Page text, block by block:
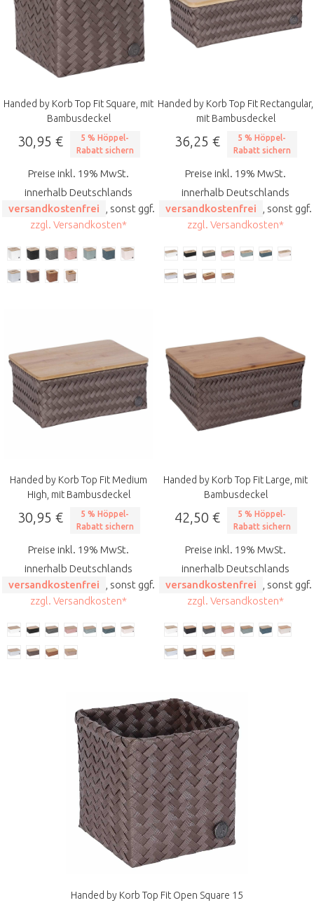
Handed by Korb Top Fit Square, mit
Bambusdeckel
30,95 €
5 % Höppel-
Rabatt sichern
Preise inkl. 19% MwSt.
innerhalb Deutschlands
versandkostenfrei
, sonst ggf.
zzgl. Versandkosten*
Handed by Korb Top Fit Rectangular,
mit Bambusdeckel
36,25 €
5 % Höppel-
Rabatt sichern
Preise inkl. 19% MwSt.
innerhalb Deutschlands
versandkostenfrei
, sonst ggf.
zzgl. Versandkosten*
Handed by Korb Top Fit Medium
High, mit Bambusdeckel
30,95 €
5 % Höppel-
Rabatt sichern
Preise inkl. 19% MwSt.
innerhalb Deutschlands
versandkostenfrei
, sonst ggf.
zzgl. Versandkosten*
Handed by Korb Top Fit Large, mit
Bambusdeckel
42,50 €
5 % Höppel-
Rabatt sichern
Preise inkl. 19% MwSt.
innerhalb Deutschlands
versandkostenfrei
, sonst ggf.
zzgl. Versandkosten*
Handed by Korb Top Fit Open Square 15